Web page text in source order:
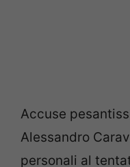
Accuse
Alessandro
personali al